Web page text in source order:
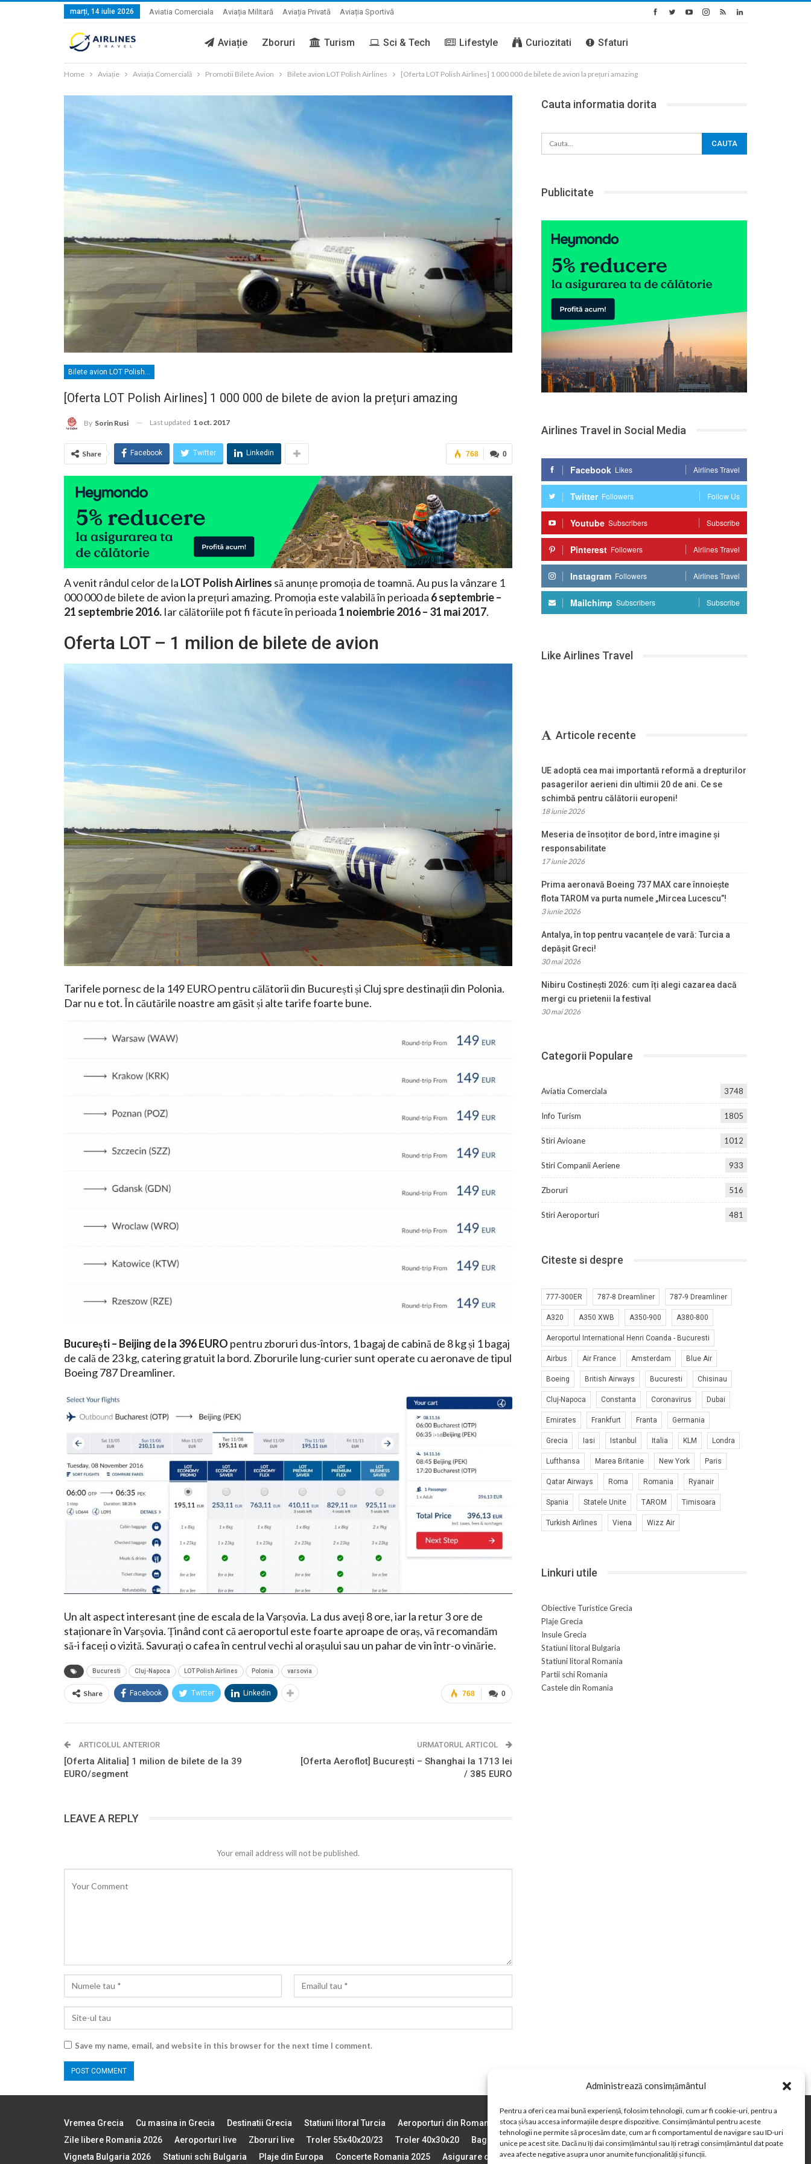
Administrează consimțământul
Pentru a oferi cea mai bună experiență, folosim tehnologii, cum ar fi cookie-uri, pentru a
stoca și/sau accesa informațiile despre dispozitive. Consimțământul pentru aceste
tehnologii ne permite să procesăm date, cum ar fi comportamentul de navigare sau ID-uri
unice pe acest site. Dacă nu îți dai consimțământul sau îți retragi consimțământul dat poate
avea afecte negative asupra unor anumite funcționalități și funcții.
marți, 14 iulie 2026 Aviatia Comerciala Aviația Militară Aviația Privată Aviația Sportivă
Aviație Zboruri Turism Sci & Tech Lifestyle Curiozitati Sfaturi
Home Aviație Aviația Comercială Promotii Bilete Avion Bilete avion LOT Polish Airlines [Oferta LOT Polish Airlines] 1 000 000 de bilete de avion la prețuri amazing
[Oferta LOT Polish Airlines] 1 000 000 de bilete de avion la prețuri amazing
By Sorin Rusi Last updated 1 oct. 2017
0
768
Share Facebook Twitter Linkedin
A venit rândul celor de la LOT Polish Airlines să anunțe promoția de toamnă. Au pus la vânzare 1
000 000 de bilete de avion la prețuri amazing. Promoția este valabilă în perioada 6 septembrie –
21 septembrie 2016. Iar călătoriile pot fi făcute în perioada 1 noiembrie 2016 – 31 mai 2017.
Oferta LOT – 1 milion de bilete de avion
Tarifele pornesc de la 149 EURO pentru călătorii din București și Cluj spre destinații din Polonia.
Dar nu e tot. În căutările noastre am găsit și alte tarife foarte bune.
București – Beijing de la 396 EURO pentru zboruri dus-întors, 1 bagaj de cabină de 8 kg și 1 bagaj
de cală de 23 kg, catering gratuit la bord. Zborurile lung-curier sunt operate cu aeronave de tipul
Boeing 787 Dreamliner.
Un alt aspect interesant ține de escala de la Varșovia. La dus aveți 8 ore, iar la retur 3 ore de
staționare în Varșovia. Ținând cont că aeroportul este foarte aproape de oraș, vă recomandăm
să-i faceți o vizită. Savurați o cafea în centrul vechi al orașului sau un pahar de vin într-o vinărie.
Bucuresti Cluj-Napoca LOT Polish Airlines Polonia varsovia
0
768
Share Facebook Twitter Linkedin
ARTICOLUL ANTERIOR
[Oferta Alitalia] 1 milion de bilete de la 39
EURO/segment
URMATORUL ARTICOL
[Oferta Aeroflot] București – Shanghai la 1713 lei
/ 385 EURO
LEAVE A REPLY
Your email address will not be published.
Save my name, email, and website in this browser for the next time I comment.
Cauta informatia dorita
Publicitate
Airlines Travel in Social Media
Facebook Likes Airlines Travel
Twitter Followers Follow Us
Youtube Subscribers Subscribe
Pinterest Followers Airlines Travel
Instagram Followers Airlines Travel
Mailchimp Subscribers Subscribe
Like Airlines Travel
Articole recente
UE adoptă cea mai importantă reformă a drepturilor
pasagerilor aerieni din ultimii 20 de ani. Ce se
schimbă pentru călătorii europeni!
18 iunie 2026
Meseria de însoțitor de bord, între imagine și
responsabilitate
17 iunie 2026
Prima aeronavă Boeing 737 MAX care înnoiește
flota TAROM va purta numele „Mircea Lucescu”!
3 iunie 2026
Antalya, în top pentru vacanțele de vară: Turcia a
depășit Greci!
30 mai 2026
Nibiru Costinești 2026: cum îți alegi cazarea dacă
mergi cu prietenii la festival
30 mai 2026
Categorii Populare
Aviatia Comerciala 3748
Info Turism 1805
Stiri Avioane 1012
Stiri Companii Aeriene 933
Zboruri 516
Stiri Aeroporturi 481
Citeste si despre
777-300ER 787-8 Dreamliner 787-9 Dreamliner
A320 A350 XWB A350-900 A380-800
Aeroportul International Henri Coanda - Bucuresti
Airbus Air France Amsterdam Blue Air
Boeing British Airways Bucuresti Chisinau
Cluj-Napoca Constanta Coronavirus Dubai
Emirates Frankfurt Franta Germania
Grecia Iasi Istanbul Italia KLM Londra
Lufthansa Marea Britanie New York Paris
Qatar Airways Roma Romania Ryanair
Spania Statele Unite TAROM Timisoara
Turkish Airlines Viena Wizz Air
Linkuri utile
Obiective Turistice Grecia
Plaje Grecia
Insule Grecia
Statiuni litoral Bulgaria
Statiuni litoral Romania
Partii schi Romania
Castele din Romania
Vremea Grecia Cu masina in Grecia Destinatii Grecia Statiuni litoral Turcia Aeroporturi din Romania Vremea in Romania
Curs valutar BNR
Zile libere Romania 2026
Aeroporturi live Zboruri live Troler 55x40x20/23 Troler 40x30x20 Bagajul de Mana Paste 2026
Cele mai bune telefoane
Vigneta Bulgaria 2026
Statiuni schi Bulgaria Plaje din Europa Concerte Romania 2025 Asigurare de calatorie Când se schimba ora în 2026